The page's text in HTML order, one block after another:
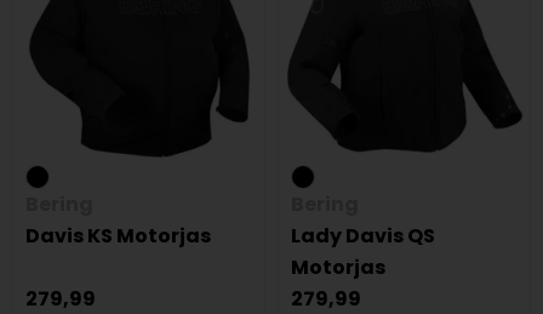
Davis KS Motorjas
279,99
Lady Davis QS
Motorjas
279,99